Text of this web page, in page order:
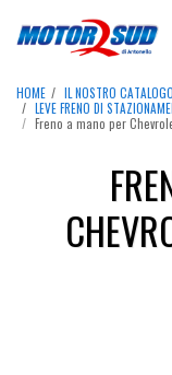
HOME IL NOSTRO CATALOGO
LEVE FRENO DI
Freno a mano per